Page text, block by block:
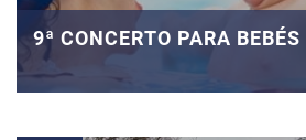
9ª CONCERTO PARA